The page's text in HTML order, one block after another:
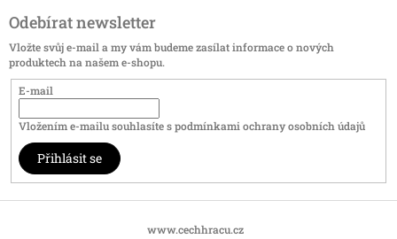
Odebírat newsletter
Vložte svůj e-mail a my vám budeme zasílat informace o nových
produktech na našem e-shopu.
E-mail
Vložením e-mailu souhlasíte spodmínkami ochrany osobních údajů
Přihlásit se
www.cechhracu.cz